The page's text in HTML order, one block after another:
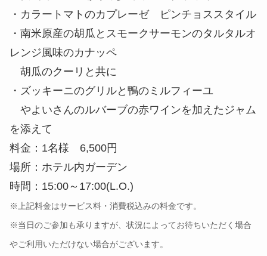
・カラートマトのカプレーゼ ピンチョススタイル
・南米原産の胡瓜とスモークサーモンのタルタルオ
レンジ風味のカナッペ
胡瓜のクーリと共に
・ズッキーニのグリルと鴨のミルフィーユ
やよいさんのルバーブの赤ワインを加えたジャム
を添えて
料金：1名様 6,500円
場所：ホテル内ガーデン
時間：15:00～17:00(L.O.)
※上記料金はサービス料・消費税込みの料金です。
※当日のご参加も承りますが、状況によってお待ちいただく場合
やご利用いただけない場合がございます。